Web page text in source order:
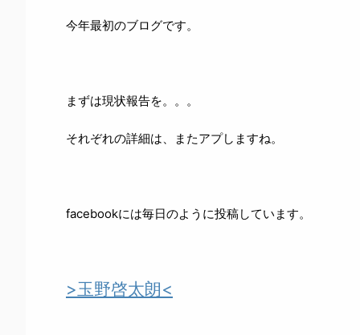
今年最初のブログです。
まずは現状報告を。。。
それぞれの詳細は、またアプしますね。
facebookには毎日のように投稿しています。
>玉野啓太朗<